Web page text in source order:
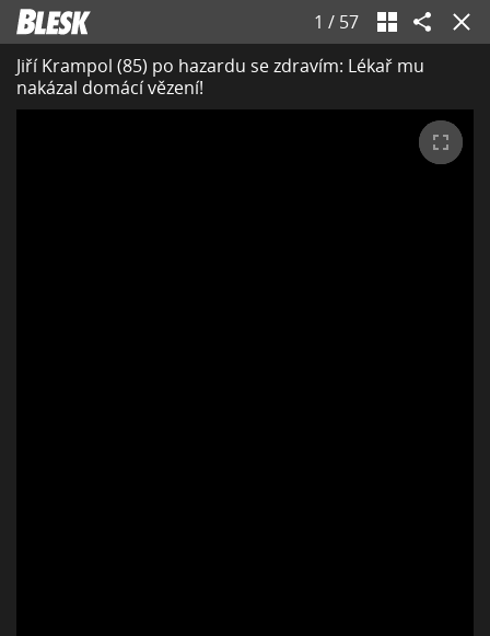
1 / 57
Jiří Krampol (85) po hazardu se zdravím: Lékař mu
nakázal domácí vězení!